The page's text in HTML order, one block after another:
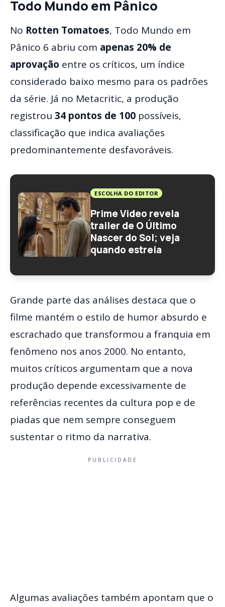
Todo Mundo em Pânico
No Rotten Tomatoes, Todo Mundo em
Pânico 6 abriu com apenas 20% de
aprovação entre os críticos, um índice
considerado baixo mesmo para os padrões
da série. Já no Metacritic, a produção
registrou 34 pontos de 100 possíveis,
classificação que indica avaliações
predominantemente desfavoráveis.
ESCOLHA DO EDITOR
Prime Video revela
trailer de O Último
Nascer do Sol; veja
quando estreia
Grande parte das análises destaca que o
filme mantém o estilo de humor absurdo e
escrachado que transformou a franquia em
fenômeno nos anos 2000. No entanto,
muitos críticos argumentam que a nova
produção depende excessivamente de
referências recentes da cultura pop e de
piadas que nem sempre conseguem
sustentar o ritmo da narrativa.
PUBLICIDADE
Algumas avaliações também apontam que o